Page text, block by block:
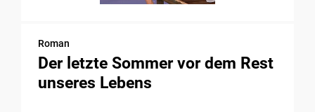
Roman
Der letzte Sommer vor dem Rest
unseres Lebens